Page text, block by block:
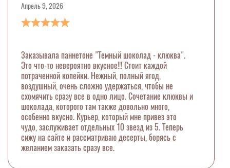
Апрель 9, 2026
Заказывала паннетоне "Темный шоколад - клюква".
Это что-то невероятно вкусное!!! Стоит каждой
потраченной копейки. Нежный, полный ягод,
воздушный, очень сложно удержаться, чтобы не
схомячить сразу все в одно лицо. Сочетание клюквы и
шоколада, которого там также довольно много,
особенно вкусно. Курьер, который мне привез это
чудо, заслуживает отдельных 10 звезд из 5. Теперь
сижу на сайте и рассматриваю десерты, борясь с
желанием заказать сразу все.